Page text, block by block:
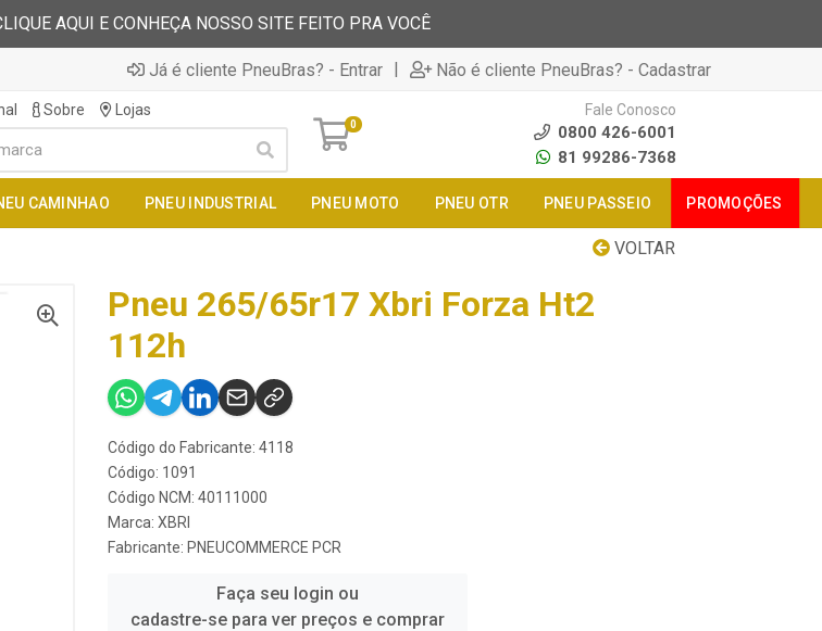
AQUI E CONHEÇA NOSSO SITE FEITO PRA VOCÊ
Já é cliente PneuBras? - Entrar | Não é cliente PneuBras? - Cadastrar
Sobre Lojas
0
Fale Conosco
0800 426-6001
81 99286-7368
CAMINHAO PNEU INDUSTRIAL PNEU MOTO PNEU OTR PNEU PASSEIO PROMOÇÕES
VOLTAR
Pneu 265/65r17 Xbri Forza Ht2
112h
Código do Fabricante: 4118
Código: 1091
Código NCM: 40111000
Marca: XBRI
Fabricante: PNEUCOMMERCE PCR
Faça seu login ou
cadastre-se para ver preços e comprar